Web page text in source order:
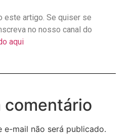
este artigo. Se quiser se
no nosso canal do
aqui
comentário
e-mail não será publicado.